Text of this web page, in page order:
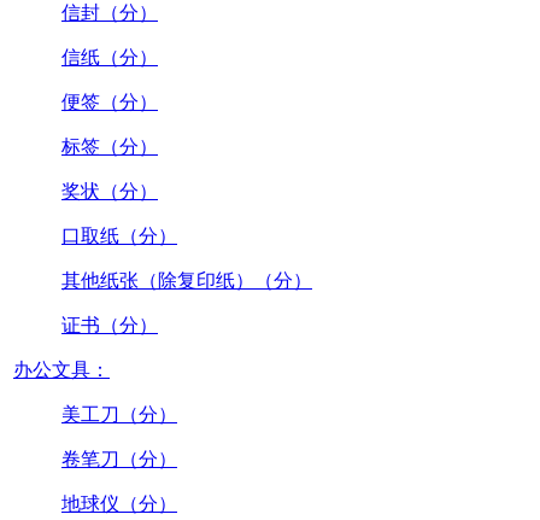
信封（分）
信纸（分）
便签（分）
标签（分）
奖状（分）
口取纸（分）
其他纸张（除复印纸）（分）
证书（分）
办公文具：
美工刀（分）
卷笔刀（分）
地球仪（分）